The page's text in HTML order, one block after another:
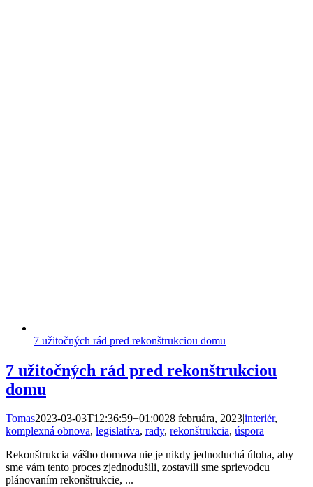
7 užitočných rád pred rekonštrukciou domu
7 užitočných rád pred rekonštrukciou
domu
Tomas2023-03-03T12:36:59+01:0028 februára, 2023|interiér,
komplexná obnova, legislatíva, rady, rekonštrukcia, úspora|
Rekonštrukcia vášho domova nie je nikdy jednoduchá úloha, aby
sme vám tento proces zjednodušili, zostavili sme sprievodcu
plánovaním rekonštrukcie, ...